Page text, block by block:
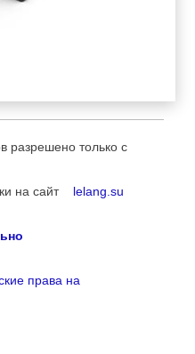
разрешено только с
на сайт lelang.su
права на